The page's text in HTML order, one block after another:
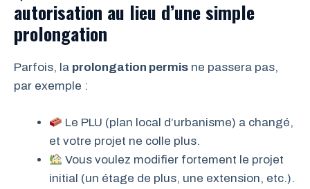
autorisation au lieu d’une simple
prolongation
Parfois, la prolongation permis ne passera pas,
par exemple :
Le PLU (plan local d’urbanisme) a changé,
et votre projet ne colle plus.
Vous voulez modifier fortement le projet
initial (un étage de plus, une extension, etc.).